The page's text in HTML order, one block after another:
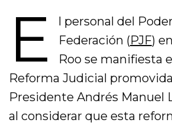
E
l personal del
Federación (PJF)
Roo se manifiesta
Reforma Judicial
Presidente Andrés Manuel
al considerar que esta